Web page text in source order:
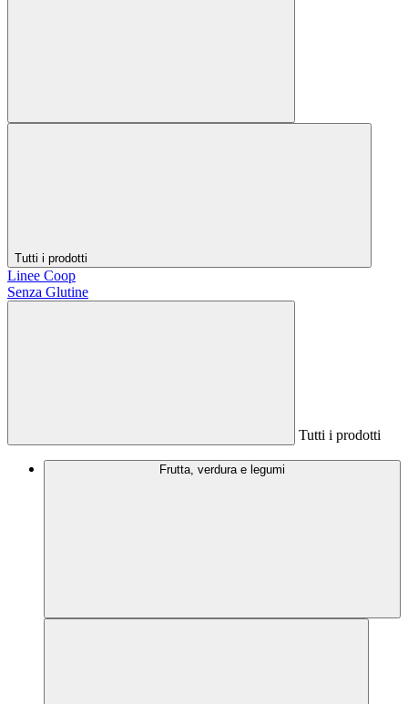
Tutti i prodotti
Linee Coop
Senza Glutine
Tutti i prodotti
Frutta, verdura e legumi